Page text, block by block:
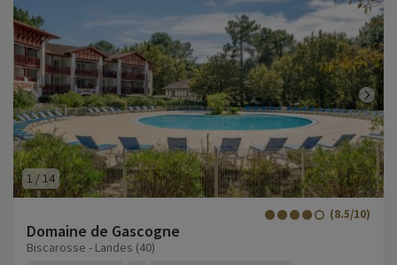
1 /14
Domaine de Gascogne
(8.5/10)
Biscarosse - Landes (40)